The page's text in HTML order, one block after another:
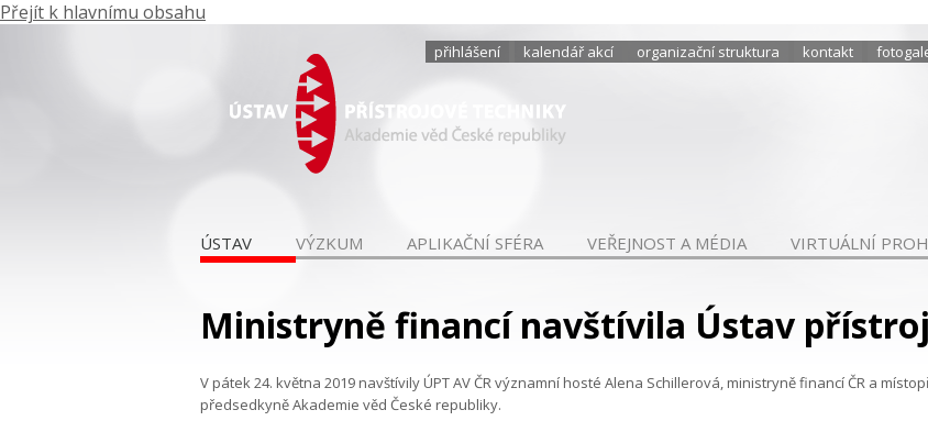
Přejít k hlavnímu obsahu
přihlášení kalendář akcí organizační struktura kontakt
ÚSTAV VÝZKUM APLIKAČNÍ SFÉRA VEŘEJNOST A MÉDIA VIRTUÁLNÍ
Ministryně financí navštívila Ústav
V pátek 24. května 2019 navštívily ÚPT AV ČR významní hosté Alena Schillerová, ministryně financí ČR a
předsedkyně Akademie věd České republiky.